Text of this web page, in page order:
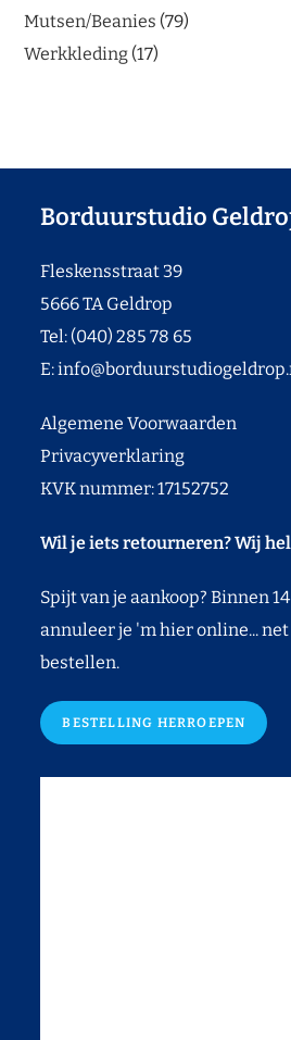
Mutsen/Beanies 79
Werkkleding 17
Borduurstudio
Fleskensstraat 39
5666 TA Geldrop
Tel: (040) 285 78 65
E:
Algemene Voorwaarden
Privacyverklaring
KVK nummer: 17152752
Wil je iets retourneren? Wij
Spijt van je aankoop? Binnen
annuleer je 'm hier online...
bestellen.
BESTELLING HERROEPEN